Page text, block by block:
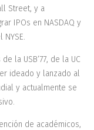
Street, y a
IPOs en NASDAQ y
la USB‘77, de la UC
ideado y lanzado al
y actualmente se
de académicos,